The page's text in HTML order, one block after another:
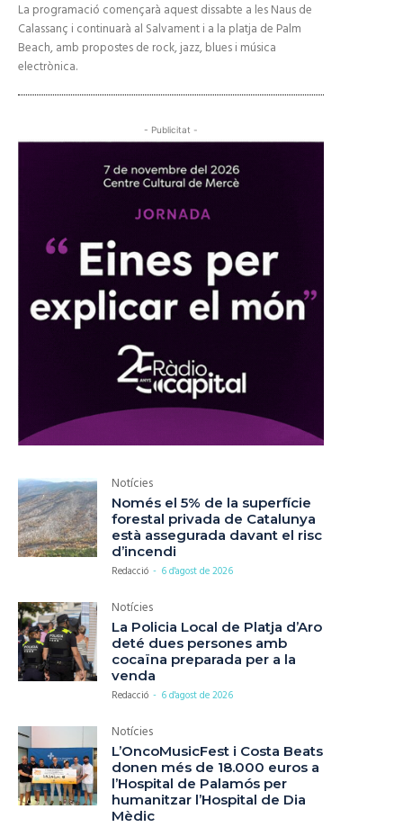
La programació començarà aquest dissabte a les Naus de
Calassanç i continuarà al Salvament i a la platja de Palm
Beach, amb propostes de rock, jazz, blues i música
electrònica.
- Publicitat -
Notícies
Només el 5% de la superfície
forestal privada de Catalunya
està assegurada davant el risc
d’incendi
Redacció - 6 d'agost de 2026
Notícies
La Policia Local de Platja d’Aro
deté dues persones amb
cocaïna preparada per a la
venda
Redacció - 6 d'agost de 2026
Notícies
L’OncoMusicFest i Costa Beats
donen més de 18.000 euros a
l’Hospital de Palamós per
humanitzar l’Hospital de Dia
Mèdic